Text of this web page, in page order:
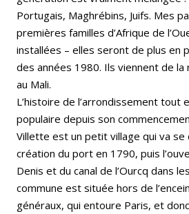
Portugais, Maghrébins, Juifs. Mes
premières familles d’Afrique de
installées – elles seront de plus en
des années 1980. Ils viennent de la
au Mali.
L’histoire de l’arrondissement
populaire depuis son
Villette est un petit village qui va se
création du port en 1790, puis
Denis et du canal de l’Ourcq dans
commune est située hors de
généraux, qui entoure Paris, et